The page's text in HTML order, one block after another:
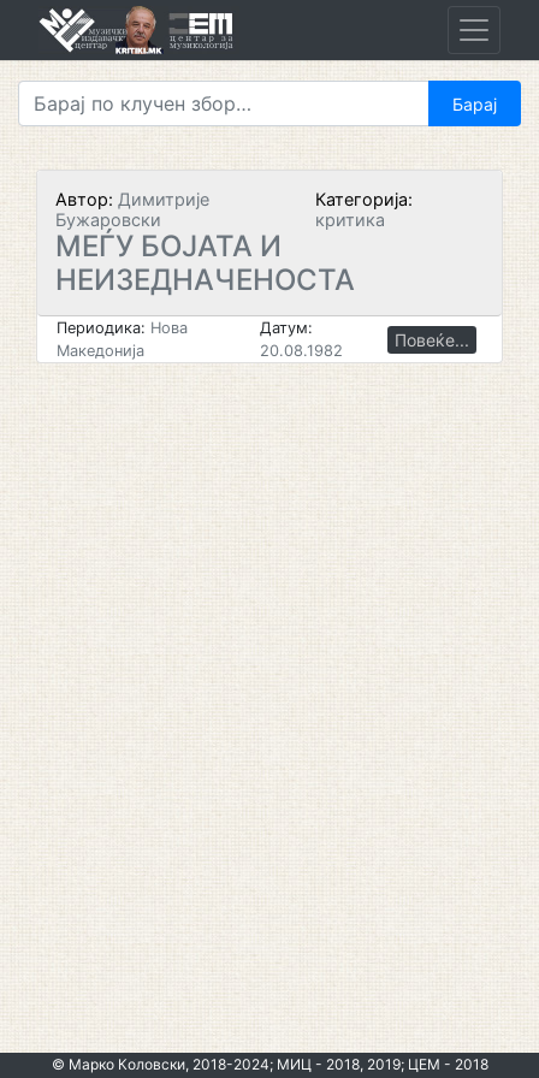
Автор: Димитрије
Бужаровски
Категорија:
критика
МЕЃУ БОЈАТА И
НЕИЗЕДНАЧЕНОСТА
Периодика: Нова
Македонија
Датум:
20.08.1982
Повеќе...
© Марко Коловски, 2018-2024; МИЦ - 2018, 2019; ЦЕМ - 2018